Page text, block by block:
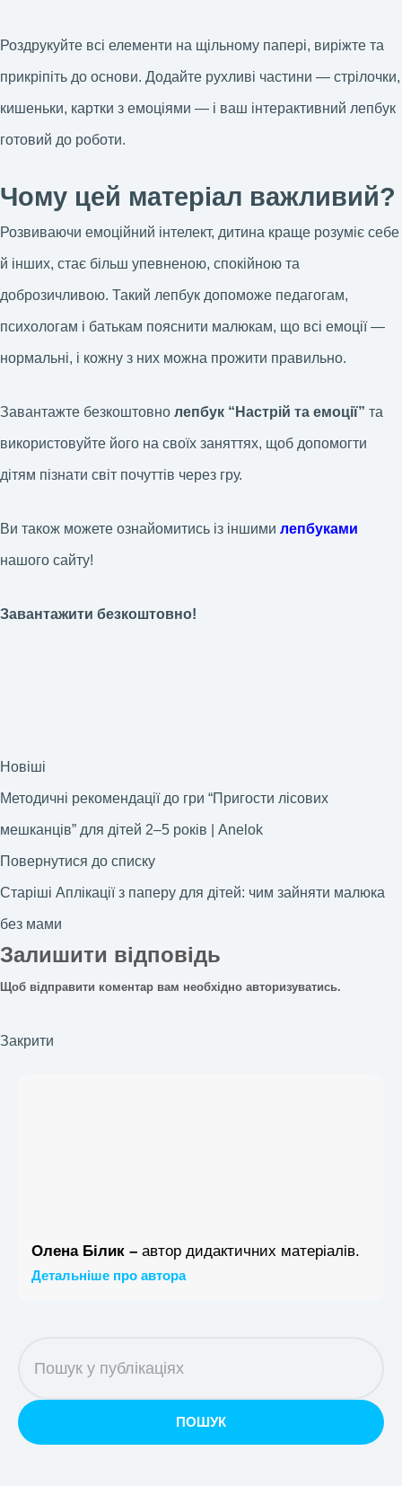
Роздрукуйте всі елементи на щільному папері, виріжте та
прикріпіть до основи. Додайте рухливі частини — стрілочки,
кишеньки, картки з емоціями — і ваш інтерактивний лепбук
готовий до роботи.
Чому цей матеріал важливий?
Розвиваючи емоційний інтелект, дитина краще розуміє себе
й інших, стає більш упевненою, спокійною та
доброзичливою. Такий лепбук допоможе педагогам,
психологам і батькам пояснити малюкам, що всі емоції —
нормальні, і кожну з них можна прожити правильно.
Завантажте безкоштовно лепбук “Настрій та емоції” та
використовуйте його на своїх заняттях, щоб допомогти
дітям пізнати світ почуттів через гру.
Ви також можете ознайомитись із іншими лепбуками
нашого сайту!
Завантажити безкоштовно!
Новіші
Методичні рекомендації до гри “Пригости лісових
мешканців” для дітей 2–5 років | Anelok
Повернутися до списку
Старіші Аплікації з паперу для дітей: чим зайняти малюка
без мами
Залишити відповідь
Щоб відправити коментар вам необхідно авторизуватись.
Закрити
Олена Білик – автор дидактичних матеріалів.
Детальніше про автора
ПОШУК